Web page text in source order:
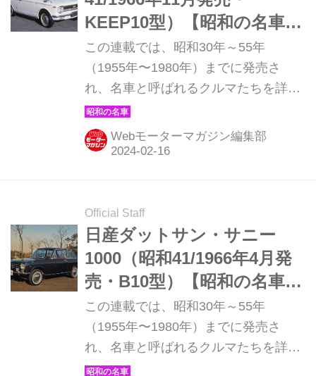
KEEP10型）【昭和の名車・
完全版ダイジェスト035】
この連載では、昭和30年～55年
（1955年〜1980年）までに発売さ
れ、名車と呼ばれるクルマたちを詳細
に紹介しよう。その第35回目は、大衆
車ながら高級感を演出して人気を博し
たトヨタ カローラ1100の登場だ。
Webモーターマガジン編集部
Official Staff
日産ダットサン・サニー
1000（昭和41/1966年4月発
売・B10型）【昭和の名車・
完全版ダイジェスト034】
この連載では、昭和30年～55年
（1955年〜1980年）までに発売さ
れ、名車と呼ばれるクルマたちを詳細
に紹介しよう。その第34回目は日本の